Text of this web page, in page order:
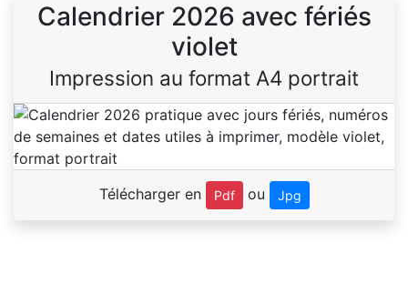
Calendrier 2026 avec fériés
violet
Impression au format A4 portrait
Télécharger en Pdf ou Jpg